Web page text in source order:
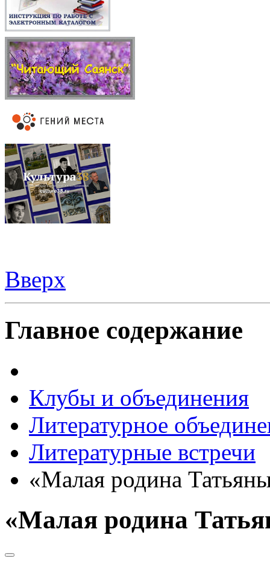
Вверх
Главное содержание
Клубы и объединения
Литературное
Литературные встречи
«Малая родина
«Малая родина